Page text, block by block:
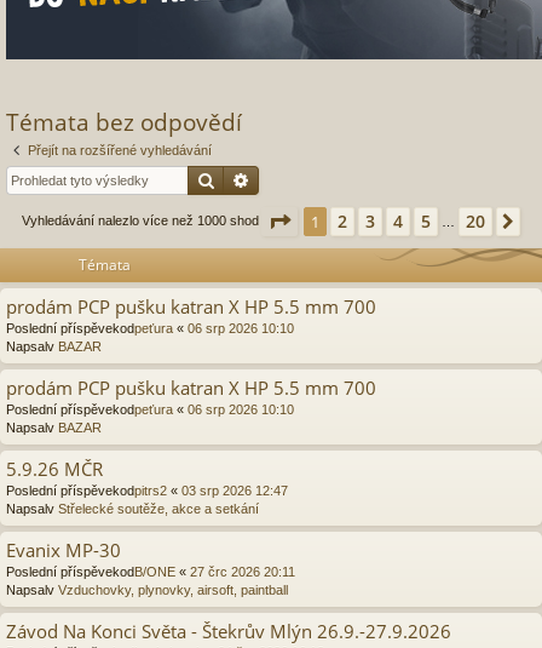
Témata bez odpovědí
Přejít na rozšířené vyhledávání
Hledat
Vyhledávání nalezlo více než 1000 shod Stránka 1z 20
1 2 3 4 5 20
Témata
prodám PCP pušku katran X HP 5.5 mm 700
Poslední příspěvekodpeťura « 06 srp 2026 10:10
Napsalv BAZAR
prodám PCP pušku katran X HP 5.5 mm 700
Poslední příspěvekodpeťura « 06 srp 2026 10:10
Napsalv BAZAR
5.9.26 MČR
Poslední příspěvekodpitrs2 « 03 srp 2026 12:47
Napsalv Střelecké soutěže, akce a setkání
Evanix MP-30
Poslední příspěvekodB/ONE « 27 črc 2026 20:11
Napsalv Vzduchovky, plynovky, airsoft, paintball
Závod Na Konci Světa - Štekrův Mlýn 26.9.-27.9.2026